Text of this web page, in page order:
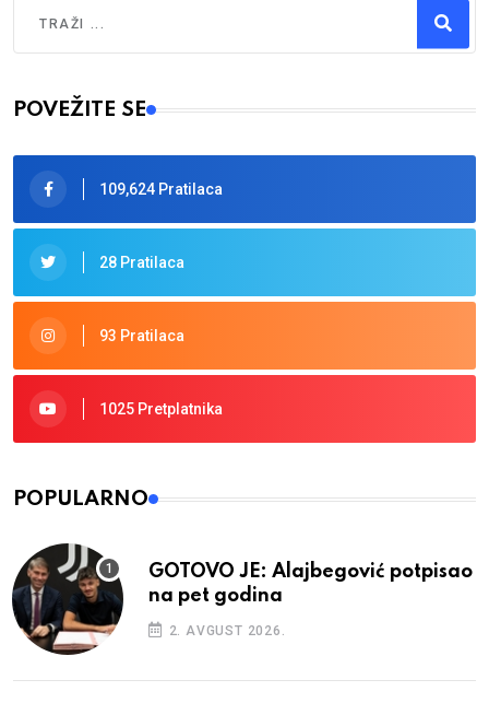
Type 2 or more characters for results.
POVEŽITE SE
109,624 Pratilaca
28 Pratilaca
93 Pratilaca
1025 Pretplatnika
POPULARNO
GOTOVO JE: Alajbegović potpisao
na pet godina
2. AVGUST 2026.